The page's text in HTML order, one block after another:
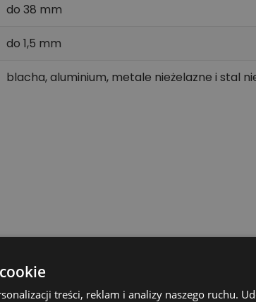
do 38 mm
do 1,5 mm
blacha, aluminium, metale nieżelazne i stal
bez dodatkowego rozwiercania.
w obrabianym materiale.
treści, reklam i analizy naszego ruchu.